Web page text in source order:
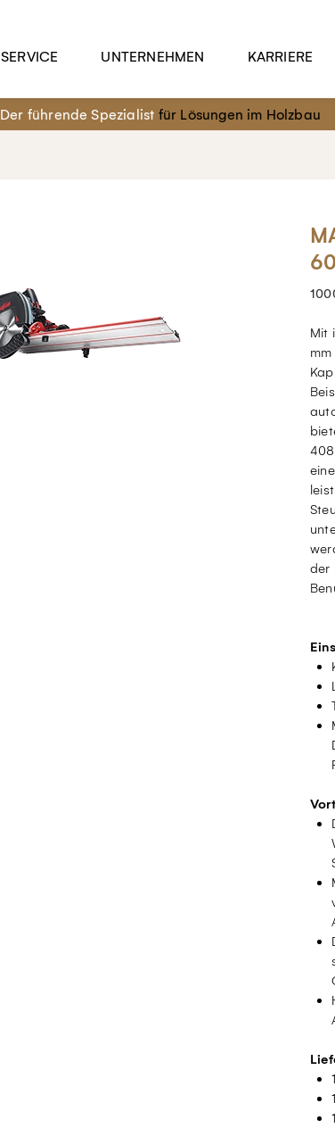
SERVICE UNTERNEHMEN KARRIERE
Der führende Spezialist für Lösungen im Holzbau
Mit
der